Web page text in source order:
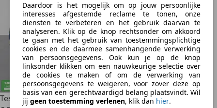
Daardoor is het mogelijk om op jouw persoonlijke
interesses afgestemde reclame te tonen, onze
diensten te verbeteren en het gebruik daarvan te
analyseren. Klik op de knop rechtsonder om akkoord
te gaan met het gebruik van toestemmingsplichtige
cookies en de daarmee samenhangende verwerking
van persoonsgegevens. Ook kun je op de knop
linksonder klikken om een nauwkeurige selectie over
de cookies te maken of om de verwerking van
persoonsgegevens te weigeren, voor zover deze op
basis van een gerechtvaardigd belang plaatsvindt. Wil
jij geen toestemming verlenen, klik dan hier.
Tesla Model 3Long Range Dual Motor FACELIFT!!